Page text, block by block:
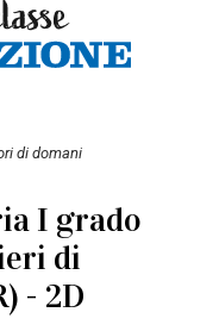
di domani
I grado
di
- 2D